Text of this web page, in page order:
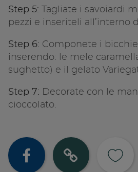
Step 5: Tagliate i savoiardi
pezzi e inseriteli all’interno
Step 6: Componete i
inserendo: le mele
sughetto) e il gelato
Step 7: Decorate con le
cioccolato.